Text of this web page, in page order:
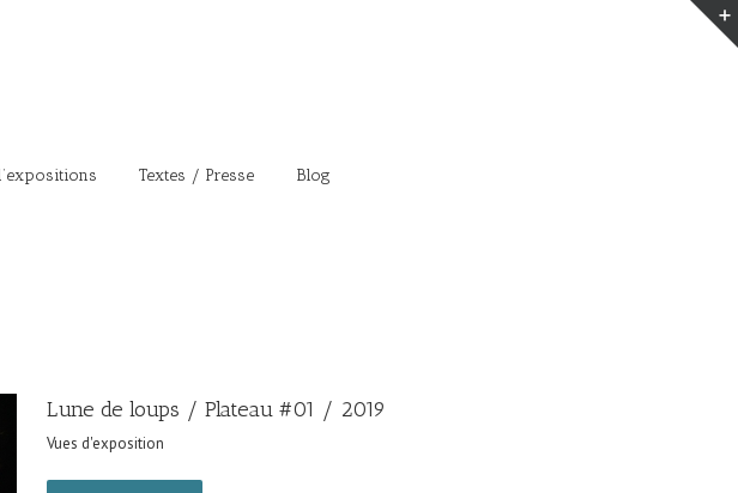
Textes / Presse Blog
Lune de loups / Plateau #01 / 2019
Vues d'exposition